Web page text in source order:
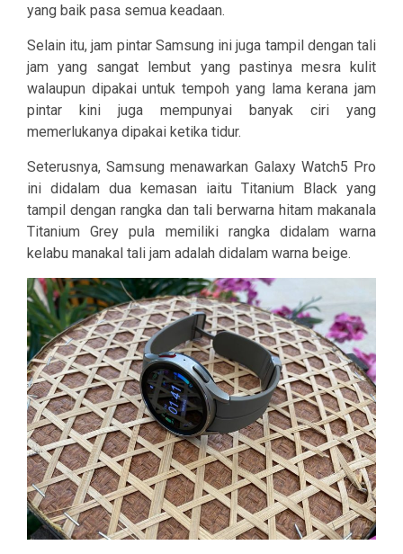
yang baik pasa semua keadaan.
Selain itu, jam pintar Samsung ini juga tampil dengan tali
jam yang sangat lembut yang pastinya mesra kulit
walaupun dipakai untuk tempoh yang lama kerana jam
pintar kini juga mempunyai banyak ciri yang
memerlukanya dipakai ketika tidur.
Seterusnya, Samsung menawarkan Galaxy Watch5 Pro
ini didalam dua kemasan iaitu Titanium Black yang
tampil dengan rangka dan tali berwarna hitam makanala
Titanium Grey pula memiliki rangka didalam warna
kelabu manakal tali jam adalah didalam warna beige.